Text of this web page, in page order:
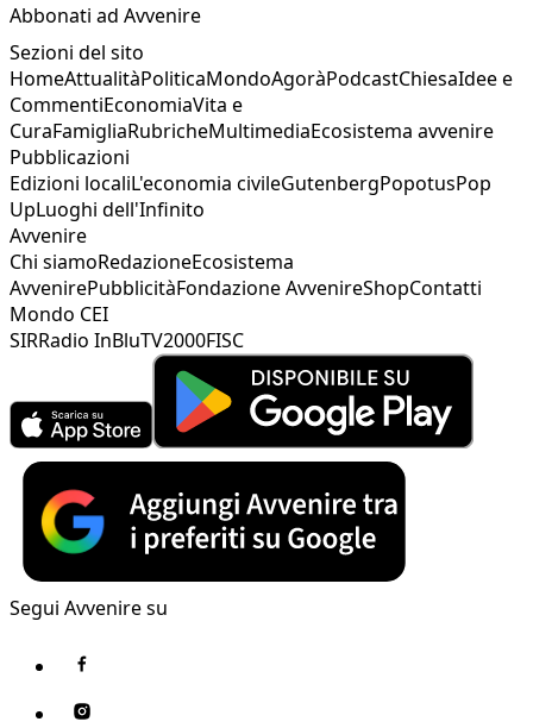
Abbonati ad Avvenire
Sezioni del sito
HomeAttualitàPoliticaMondoAgoràPodcastChiesaIdee e
CommentiEconomiaVita e
CuraFamigliaRubricheMultimediaEcosistema avvenire
Pubblicazioni
Edizioni localiL'economia civileGutenbergPopotusPop
UpLuoghi dell'Infinito
Avvenire
Chi siamoRedazioneEcosistema
AvvenirePubblicitàFondazione AvvenireShopContatti
Mondo CEI
SIRRadio InBluTV2000FISC
Segui Avvenire su